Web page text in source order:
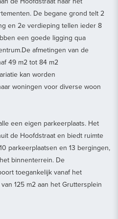
De begane grond telt 2
en 2e verdieping tellen ieder 8
een goede ligging qua
afmetingen van de
49 m2 tot 84 m2
kan worden
woningen voor diverse woon
een eigen parkeerplaats. Het
de Hoofdstraat en biedt ruimte
parkeerplaatsen en 13 bergingen,
binnenterrein. De
toegankelijk vanaf het
125 m2 aan het Gruttersplein